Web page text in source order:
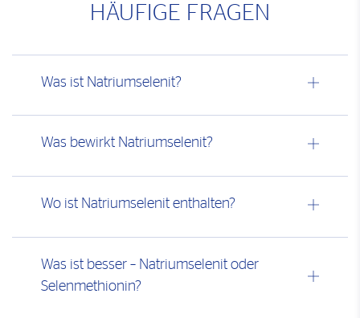
HÄUFIGE FRAGEN
Was ist Natriumselenit?
Was bewirkt Natriumselenit?
Wo ist Natriumselenit enthalten?
Was ist besser – Natriumselenit oder
Selenmethionin?